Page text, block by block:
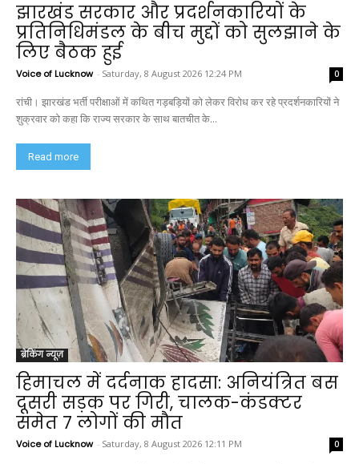
झारखंड सरकार और प्रदर्शनकारियों के
प्रतिनिधिमंडल के बीच मुद्दों को सुलझाने के
लिए बैठक हुई
Voice of Lucknow - Saturday, 8 August 2026 12:24 PM 0
रांची। झारखंड भर्ती परीक्षाओं में कथित गड़बड़ियों को लेकर विरोध कर रहे प्रदर्शनकारियों ने
शुक्रवार को कहा कि राज्य सरकार के साथ बातचीत के...
Read more
ब्रेकिंग न्यूज़
हिमाचल में दर्दनाक हादसा: अनियंत्रित बस
दूसरी सड़क पर गिरी, चालक-कंडक्टर
समेत 7 लोगों की मौत
Voice of Lucknow - Saturday, 8 August 2026 12:11 PM 0